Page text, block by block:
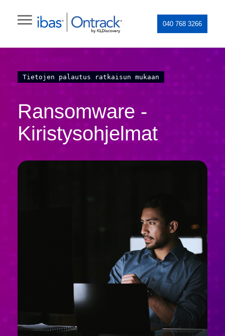
040 768 3266
Tietojen palautus ratkaisun mukaan
Ransomware -
Kiristysohjelmat